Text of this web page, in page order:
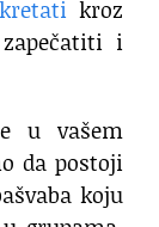
kroz
i
u vašem
da postoji
koju